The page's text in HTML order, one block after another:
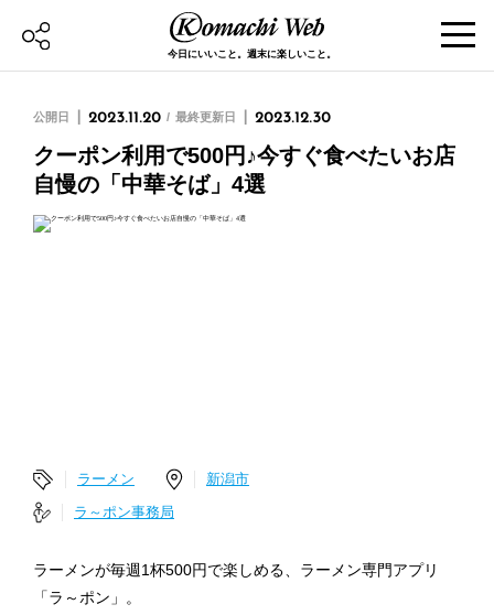
今日にいいこと。週末に楽しいこと。
公開日 2023.11.20 最終更新日 2023.12.30
クーポン利用で500円♪今すぐ食べたいお店
自慢の「中華そば」4選
ラーメン
新潟市
ラ～ポン事務局
ラーメンが毎週1杯500円で楽しめる、ラーメン専門アプリ
「ラ～ポン」。